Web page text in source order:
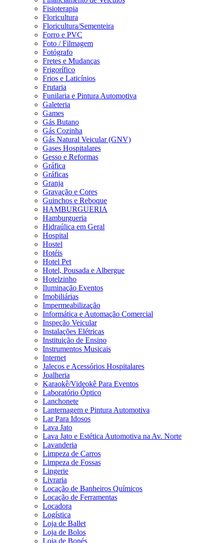
Fisioterapia
Floricultura
Floricultura/Sementeira
Forro e PVC
Foto / Filmagem
Fotógrafo
Fretes e Mudanças
Frigorífico
Frios e Laticínios
Frutaria
Funilaria e Pintura Automotiva
Galeteria
Games
Gás Butano
Gás Cozinha
Gás Natural Veicular (GNV)
Gases Hospitalares
Gesso e Reformas
Gráfica
Gráficas
Granja
Gravação e Cores
Guinchos e Reboque
HAMBURGUERIA
Hamburgueria
Hidraúlica em Geral
Hospital
Hostel
Hotéis
Hotel Pet
Hotel, Pousada e Albergue
Hotelzinho
Iluminação Eventos
Imobiliárias
Impermeabilização
Informática e Automação Comercial
Inspeção Veicular
Instalações Elétricas
Instituição de Ensino
Instrumentos Musicais
Internet
Jalecos e Acessórios Hospitalares
Joalheria
Karaokê/Videokê Para Eventos
Laboratório Óptico
Lanchonete
Lanternagem e Pintura Automotiva
Lar Para Idosos
Lava Jato
Lava Jato e Estética Automotiva na Av. Norte
Lavanderia
Limpeza de Carros
Limpeza de Fossas
Lingerie
Livraria
Locação de Banheiros Químicos
Locação de Ferramentas
Locadora
Logística
Loja de Ballet
Loja de Bolos
Loja de Bonés